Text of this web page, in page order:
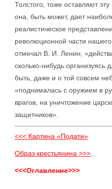
Толстого, тоже оставляют
она, быть может, дает
реалистическое
революционной части нашего
отмечал В. И. Ленин,
сколько-нибудь организуясь
быть, даже и о той совсем
«поднималась с оружием в
врагов, на уничтожение
защитников».
<<< Картина «Подати»
Образ крестьянина >>>
<<<Оглавление>>>